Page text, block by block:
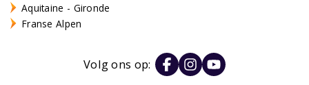
Aquitaine - Gironde
Franse Alpen
Volg ons op: